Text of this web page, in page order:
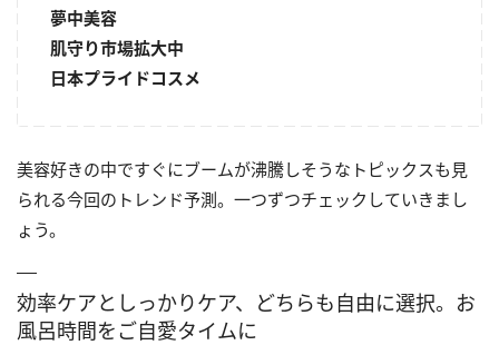
夢中美容
肌守り市場拡大中
日本プライドコスメ
美容好きの中ですぐにブームが沸騰しそうなトピックスも見
られる今回のトレンド予測。一つずつチェックしていきまし
ょう。
効率ケアとしっかりケア、どちらも自由に選択。お
風呂時間をご自愛タイムに